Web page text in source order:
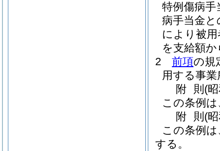
特例傷病
病手当金
により被
を支給額
2
前項の規
用する事
附 則 (
この条例
附 則 (
この条例
する。